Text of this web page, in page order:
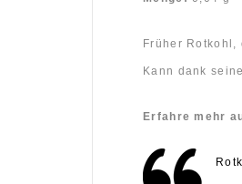
Früher
Kann dank
Erfahre mehr